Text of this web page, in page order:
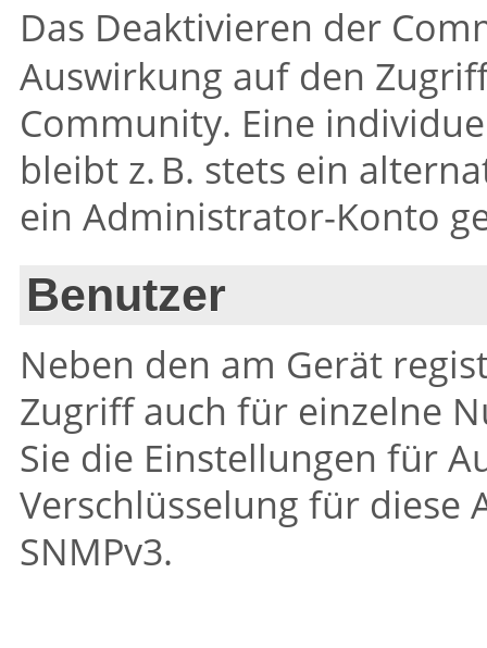
Das Deaktivieren der
Auswirkung auf den
Community. Eine
bleibt z. B. stets ein
ein Administrator-Konto
Benutzer
Neben den am Gerät
Zugriff auch für einzelne
Sie die Einstellungen für
Verschlüsselung für diese
SNMPv3.